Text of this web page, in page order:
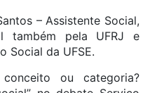
– Assistente Social,
também pela UFRJ e
Social da UFSE.
conceito ou categoria?